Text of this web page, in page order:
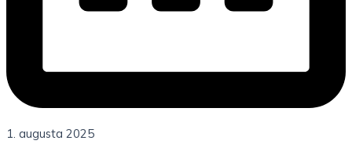
1. augusta 2025